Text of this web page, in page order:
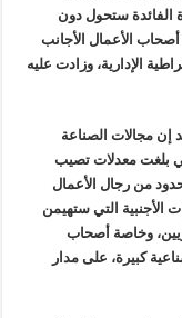
الفائدة ستحول دون
الأعمال الأجانب
الإدارية، وزادت عليه
إن مجالات الصناعة
بلغت معدلات تصيب
من رجال الأعمال
الأجنبية التي ستهيمن
وخاصة أصحاب
كبيرة، على مدار